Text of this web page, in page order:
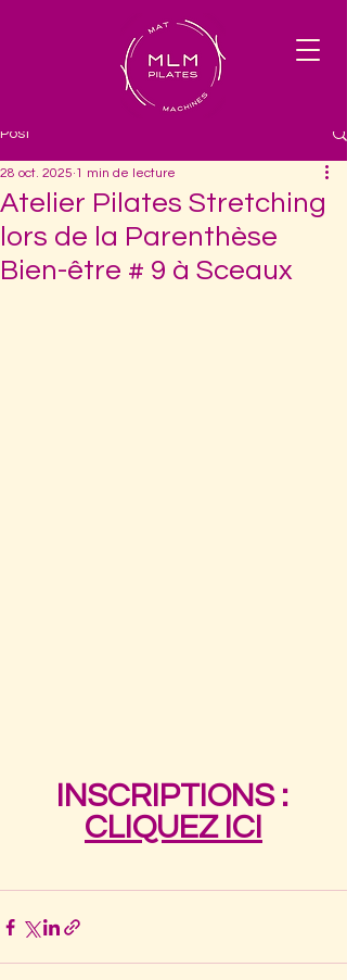
Post
Atelier Pilates Stretching
lors de la Parenthèse
Bien-être # 9 à Sceaux
28 oct. 2025 1 min de lecture
INSCRIPTIONS :
CLIQUEZ ICI